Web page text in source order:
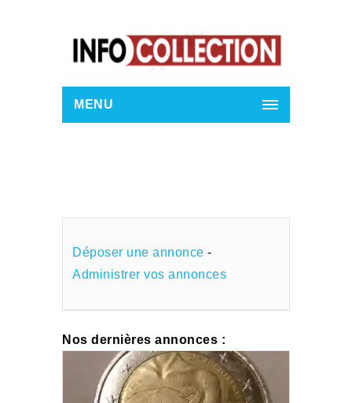
MENU
Déposer une annonce -
Administrer vos annonces
Nos dernières annonces :